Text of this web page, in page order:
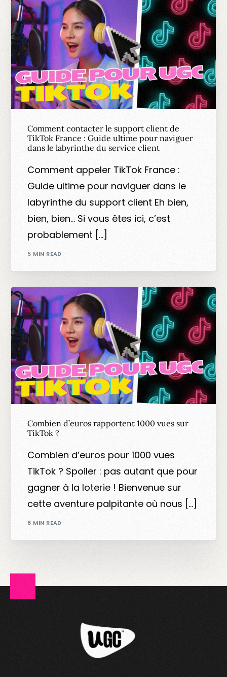
Comment contacter le support client de
TikTok France : Guide ultime pour naviguer
dans le labyrinthe du service client
Comment appeler TikTok France :
Guide ultime pour naviguer dans le
labyrinthe du support client Eh bien,
bien, bien… Si vous êtes ici, c’est
probablement […]
5 MIN READ
Combien d’euros rapportent 1000 vues sur
TikTok ?
Combien d’euros pour 1000 vues
TikTok ? Spoiler : pas autant que pour
gagner à la loterie ! Bienvenue sur
cette aventure palpitante où nous […]
6 MIN READ